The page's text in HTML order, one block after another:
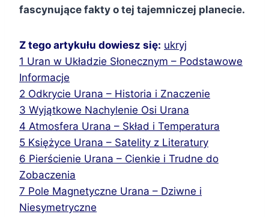
fascynujące fakty o tej tajemniczej planecie.
Z tego artykułu dowiesz się: ukryj
1 Uran w Układzie Słonecznym – Podstawowe
Informacje
2 Odkrycie Urana – Historia i Znaczenie
3 Wyjątkowe Nachylenie Osi Urana
4 Atmosfera Urana – Skład i Temperatura
5 Księżyce Urana – Satelity z Literatury
6 Pierścienie Urana – Cienkie i Trudne do
Zobaczenia
7 Pole Magnetyczne Urana – Dziwne i
Niesymetryczne